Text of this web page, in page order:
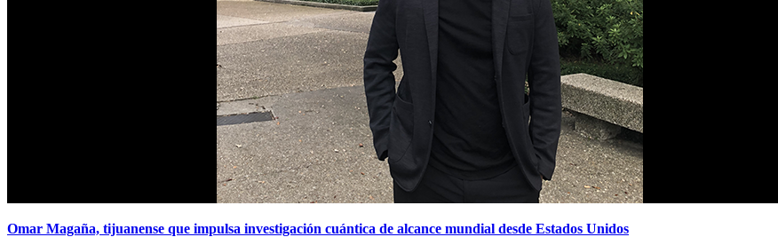
Omar Magaña, tijuanense que impulsa investigación cuántica de alcance mundial desde Estados Unidos